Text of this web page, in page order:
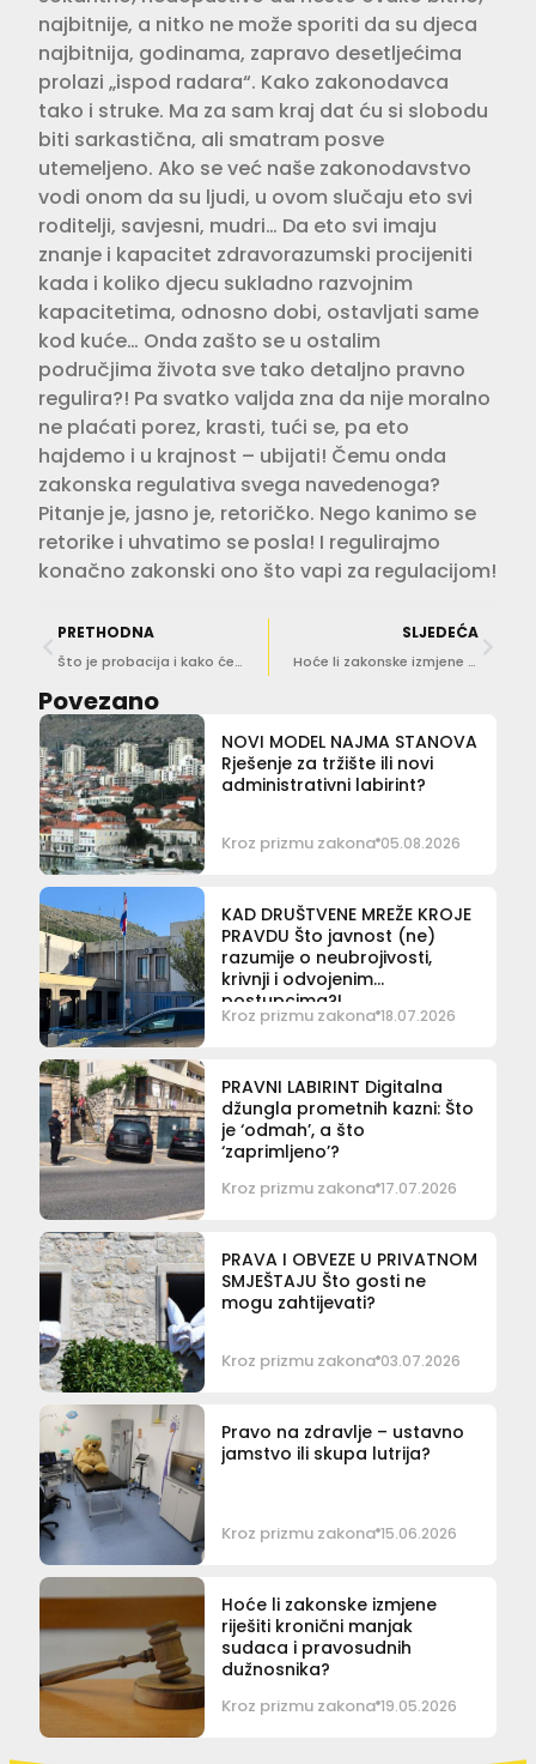
najbitnije, a nitko ne može sporiti da su djeca
najbitnija, godinama, zapravo desetljećima
prolazi „ispod radara“. Kako zakonodavca
tako i struke. Ma za sam kraj dat ću si slobodu
biti sarkastična, ali smatram posve
utemeljeno. Ako se već naše zakonodavstvo
vodi onom da su ljudi, u ovom slučaju eto svi
roditelji, savjesni, mudri… Da eto svi imaju
znanje i kapacitet zdravorazumski procijeniti
kada i koliko djecu sukladno razvojnim
kapacitetima, odnosno dobi, ostavljati same
kod kuće… Onda zašto se u ostalim
područjima života sve tako detaljno pravno
regulira?! Pa svatko valjda zna da nije moralno
ne plaćati porez, krasti, tući se, pa eto
hajdemo i u krajnost – ubijati! Čemu onda
zakonska regulativa svega navedenoga?
Pitanje je, jasno je, retoričko. Nego kanimo se
retorike i uhvatimo se posla! I regulirajmo
konačno zakonski ono što vapi za regulacijom!
PRETHODNA
Što je probacija i kako će se unaprijediti digitalizacijom?
SLJEDEĆA
Hoće li zakonske izmjene riješiti kronični manjak sudaca i pravosudnih dužnosnika?
Povezano
NOVI MODEL NAJMA STANOVA
Rješenje za tržište ili novi
administrativni labirint?
Kroz prizmu zakona 05.08.2026
KAD DRUŠTVENE MREŽE KROJE
PRAVDU Što javnost (ne)
razumije o neubrojivosti,
krivnji i odvojenim
postupcima?!
Kroz prizmu zakona 18.07.2026
PRAVNI LABIRINT Digitalna
džungla prometnih kazni: Što
je ‘odmah’, a što
‘zaprimljeno’?
Kroz prizmu zakona 17.07.2026
PRAVA I OBVEZE U PRIVATNOM
SMJEŠTAJU Što gosti ne
mogu zahtijevati?
Kroz prizmu zakona 03.07.2026
Pravo na zdravlje – ustavno
jamstvo ili skupa lutrija?
Kroz prizmu zakona 15.06.2026
Hoće li zakonske izmjene
riješiti kronični manjak
sudaca i pravosudnih
dužnosnika?
Kroz prizmu zakona 19.05.2026